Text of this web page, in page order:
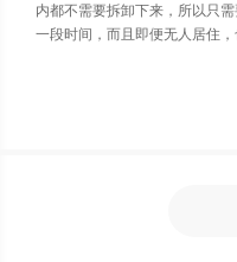
内都不需要拆卸下来，所以只
一段时间，而且即便无人居住，